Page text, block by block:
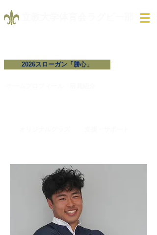
2026スローガン「勝心」